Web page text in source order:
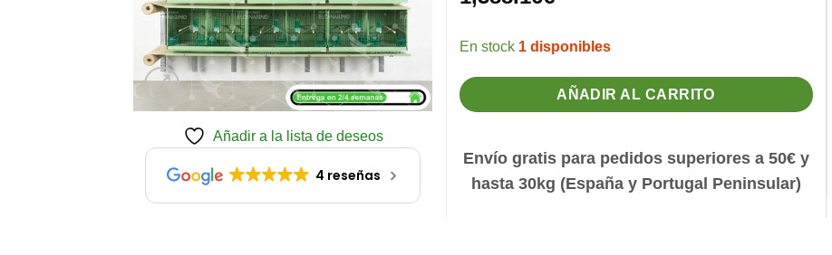
Añadir a la lista de deseos
4 reseñas
1 disponibles
AÑADIR AL CARRITO
Envío gratis para pedidos superiores a 50€ y
hasta 30kg (España y Portugal Peninsular)